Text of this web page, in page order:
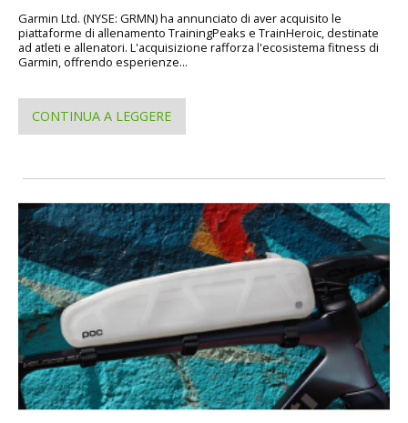
Garmin Ltd. (NYSE: GRMN) ha annunciato di aver acquisito le
piattaforme di allenamento TrainingPeaks e TrainHeroic, destinate
ad atleti e allenatori. L'acquisizione rafforza l'ecosistema fitness di
Garmin, offrendo esperienze...
CONTINUA A LEGGERE